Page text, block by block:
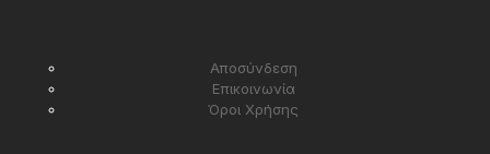
Αποσύνδεση
Επικοινωνία
Όροι Χρήσης